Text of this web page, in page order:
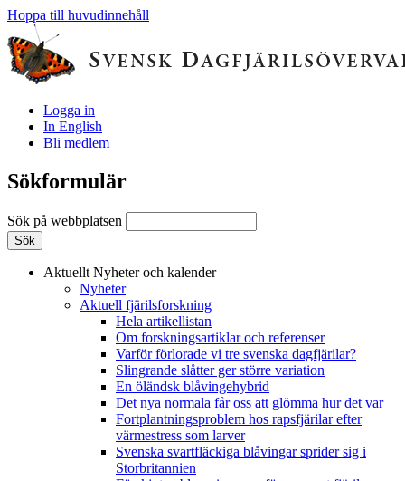
Hoppa till huvudinnehåll
Logga in
In English
Bli medlem
Sökformulär
Sök på webbplatsen
Aktuellt Nyheter och kalender
Nyheter
Aktuell fjärilsforskning
Hela artikellistan
Om forskningsartiklar och referenser
Varför förlorade vi tre svenska dagfjärilar?
Slingrande slåtter ger större variation
En öländsk blåvingehybrid
Det nya normala får oss att glömma hur det var
Fortplantningsproblem hos rapsfjärilar efter
värmestress som larver
Svenska svartfläckiga blåvingar sprider sig i
Storbritannien